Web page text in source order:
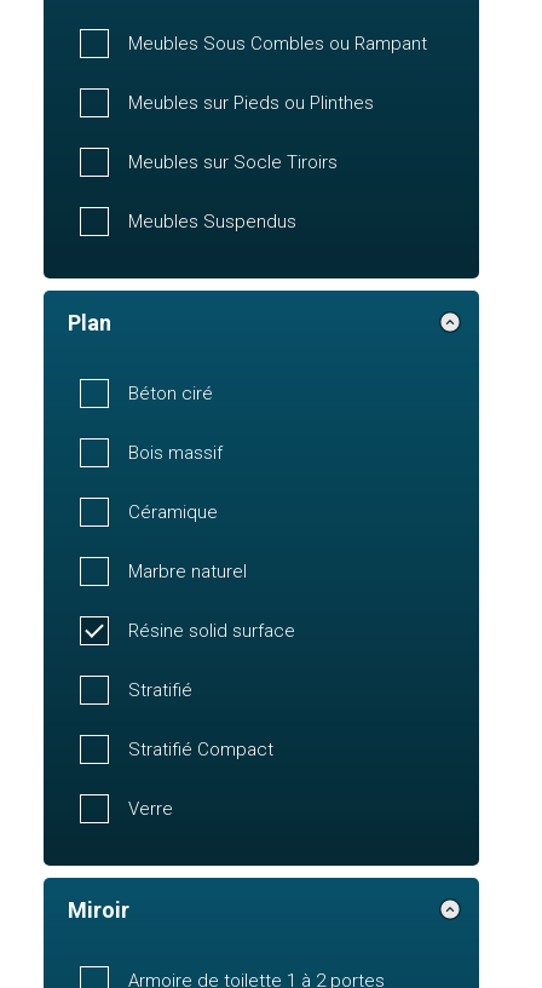
Meubles Sous Combles ou Rampant
Meubles sur Pieds ou Plinthes
Meubles sur Socle Tiroirs
Meubles Suspendus
Plan
Béton ciré
Bois massif
Céramique
Marbre naturel
Résine solid surface
Stratifié
Stratifié Compact
Verre
Miroir
Armoire de toilette 1 à 2 portes